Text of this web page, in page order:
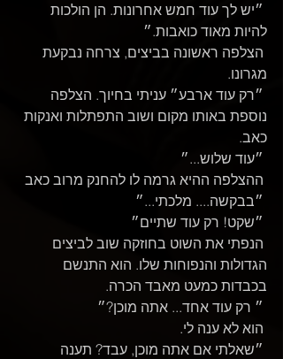
״יש לך עוד חמש אחרונות. הן הולכות
להיות מאוד כואבות.״
הצלפה ראשונה בביצים, צרחה נבקעת
מגרונו.
״רק עוד ארבע״ עניתי בחיוך. הצלפה
נוספת באותו מקום ושוב התפתלות ואנקות
כאב.
הנפתי את השוט בחוזקה שוב לביצים
הגדולות והנפוחות שלו. הוא התנשם
בכבדות כמעט מאבד הכרה.
״שאלתי אם אתה מוכן, עבד? תענה